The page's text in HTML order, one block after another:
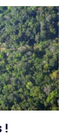
!